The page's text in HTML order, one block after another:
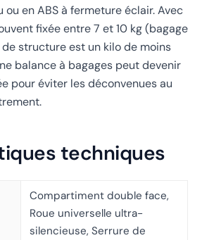
en ABS à fermeture éclair. Avec
fixée entre 7 et 10 kg (bagage
structure est un kilo de moins
balance à bagages peut devenir
pour éviter les déconvenues au
techniques
Compartiment double face,
Roue universelle ultra-
silencieuse, Serrure de